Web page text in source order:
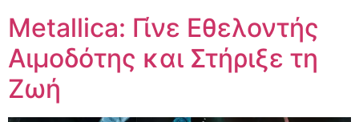
Metallica: Γίνε Εθελοντής
Αιμοδότης και Στήριξε τη
Ζωή